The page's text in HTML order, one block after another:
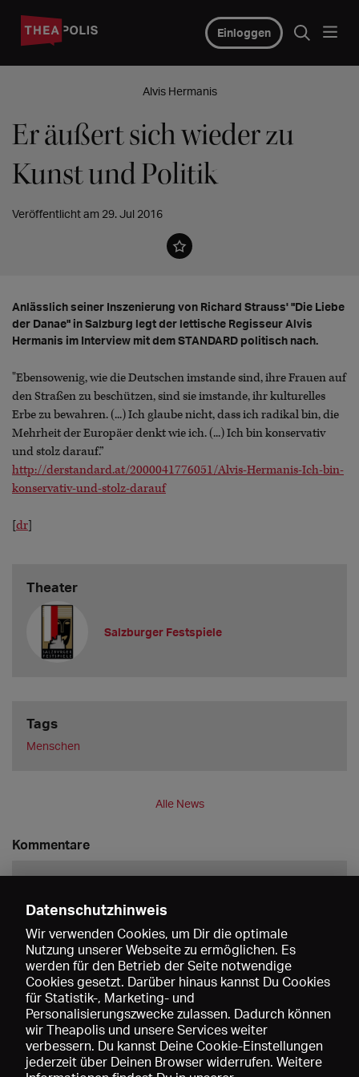
Einloggen
Alvis Hermanis
Er äußert sich wieder zu
Kunst und Politik
Veröffentlicht am 29. Jul 2016
Anlässlich seiner Inszenierung von Richard Strauss' "Die Liebe
der Danae" in Salzburg legt der lettische Regisseur Alvis
Hermanis im Interview mit dem STANDARD politisch nach.
"Ebensowenig, wie die Deutschen imstande sind, ihre Frauen auf
den Straßen zu beschützen, sind sie imstande, ihr kulturelles
Erbe zu bewahren. (...) Ich glaube nicht, dass ich radikal bin, die
Mehrheit der Europäer denkt wie ich. (...) Ich bin konservativ
und stolz darauf.”
http://derstandard.at/2000041776051/Alvis-Hermanis-Ich-bin-
konservativ-und-stolz-darauf
[dr]
Theater
Salzburger Festspiele
Tags
Menschen
Alle News
Kommentare
Speichern
Datenschutzhinweis
Wir verwenden Cookies, um Dir die optimale
Nutzung unserer Webseite zu ermöglichen. Es
werden für den Betrieb der Seite notwendige
Cookies gesetzt. Darüber hinaus kannst Du Cookies
für Statistik-, Marketing- und
Personalisierungszwecke zulassen. Dadurch können
wir Theapolis und unsere Services weiter
verbessern. Du kannst Deine Cookie-Einstellungen
jederzeit über Deinen Browser widerrufen. Weitere